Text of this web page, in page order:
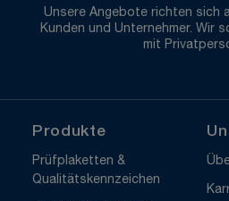
Unsere Angebote richten sich
Kunden und Unternehmer. Wir
mit
Produkte
Prüfplaketten &
Qualitätskennzeichen